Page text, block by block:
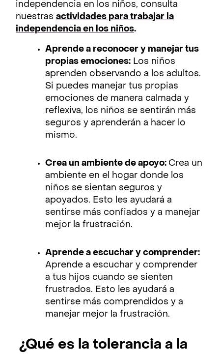
independencia en los niños, consulta
nuestras actividades para trabajar la
independencia en los niños.
Aprende a reconocer y manejar tus
propias emociones: Los niños
aprenden observando a los adultos.
Si puedes manejar tus propias
emociones de manera calmada y
reflexiva, los niños se sentirán más
seguros y aprenderán a hacer lo
mismo.
Crea un ambiente de apoyo: Crea un
ambiente en el hogar donde los
niños se sientan seguros y
apoyados. Esto les ayudará a
sentirse más confiados y a manejar
mejor la frustración.
Aprende a escuchar y comprender:
Aprende a escuchar y comprender
a tus hijos cuando se sienten
frustrados. Esto les ayudará a
sentirse más comprendidos y a
manejar mejor la frustración.
¿Qué es la tolerancia a la